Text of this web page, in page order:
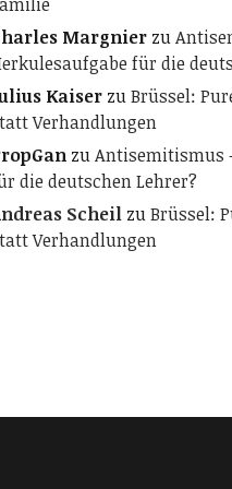
Margnierzu
für die
KaiserzuBrüssel:
Verhandlungen
zuAntisemitismus
die deutschen Lehrer?
ScheilzuBrüssel:
Verhandlungen